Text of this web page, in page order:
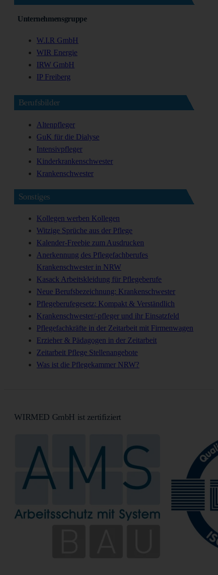
Unternehmensgruppe
W.I.R GmbH
WIR Energie
IRW GmbH
IP Freiberg
Berufsbilder
Altenpfleger
GuK für die Dialyse
Intensivpfleger
Kinderkrankenschwester
Krankenschwester
Sonstiges
Kollegen werben Kollegen
Witzige Sprüche aus der Pflege
Kalender-Freebie zum Ausdrucken
Anerkennung des Pflegefachberufes
Krankenschwester in NRW
Kasack Arbeitskleidung für Pflegeberufe
Neue Berufsbezeichnung: Krankenschwester
Pflegeberufegesetz: Kompakt & Verständlich
Krankenschwester/-pfleger und ihr Einsatzfeld
Pflegefachkräfte in der Zeitarbeit mit Firmenwagen
Erzieher & Pädagogen in der Zeitarbeit
Zeitarbeit Pflege Stellenangebote
Was ist die Pflegekammer NRW?
WIRMED GmbH ist zertifiziert